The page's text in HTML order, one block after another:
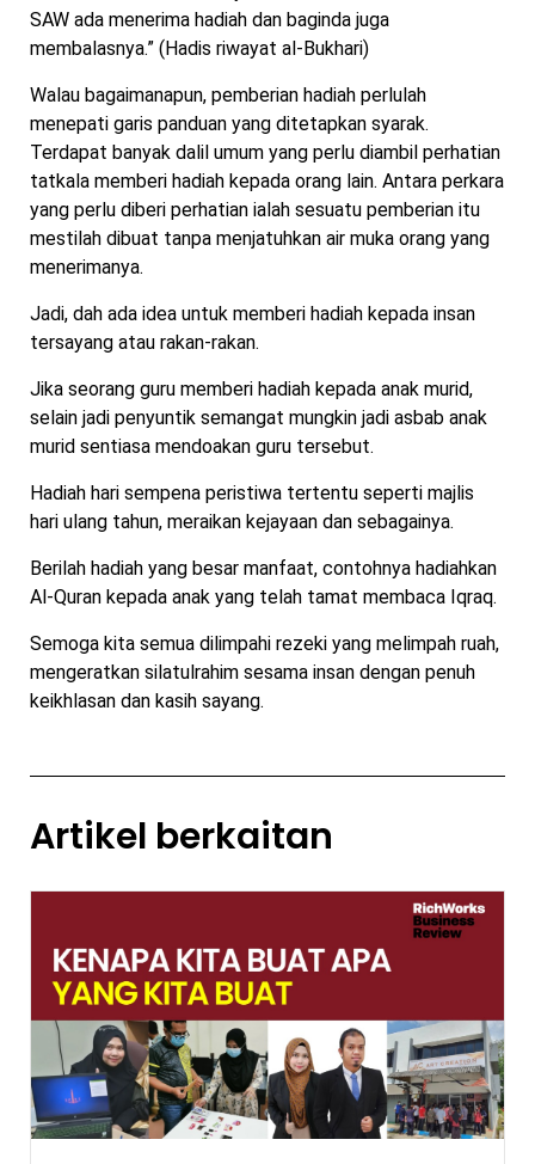
SAW ada menerima hadiah dan baginda juga
membalasnya.” (Hadis riwayat al-Bukhari)
Walau bagaimanapun, pemberian hadiah perlulah
menepati garis panduan yang ditetapkan syarak.
Terdapat banyak dalil umum yang perlu diambil perhatian
tatkala memberi hadiah kepada orang lain. Antara perkara
yang perlu diberi perhatian ialah sesuatu pemberian itu
mestilah dibuat tanpa menjatuhkan air muka orang yang
menerimanya.
Jadi, dah ada idea untuk memberi hadiah kepada insan
tersayang atau rakan-rakan.
Jika seorang guru memberi hadiah kepada anak murid,
selain jadi penyuntik semangat mungkin jadi asbab anak
murid sentiasa mendoakan guru tersebut.
Hadiah hari sempena peristiwa tertentu seperti majlis
hari ulang tahun, meraikan kejayaan dan sebagainya.
Berilah hadiah yang besar manfaat, contohnya hadiahkan
Al-Quran kepada anak yang telah tamat membaca Iqraq.
Semoga kita semua dilimpahi rezeki yang melimpah ruah,
mengeratkan silatulrahim sesama insan dengan penuh
keikhlasan dan kasih sayang.
Artikel berkaitan